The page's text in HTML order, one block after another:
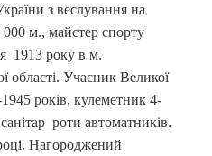
з веслування на
м., майстер спорту
1913 року в м.
області. Учасник Великої
років, кулеметник 4-
роти автоматників.
Нагороджений